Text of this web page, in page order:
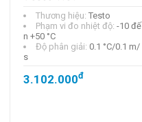
Thương hiệu: Testo
Phạm vi đo nhiệt độ: -10 đế
n +50 °C
Độ phân giải: 0.1 °C/0.1 m/
s
3.102.000đ